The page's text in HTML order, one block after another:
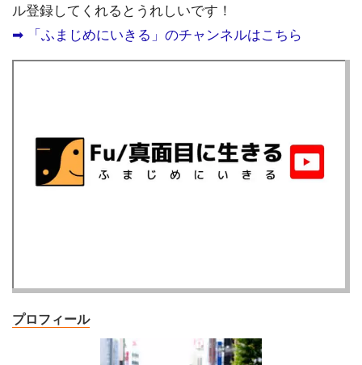
ル登録してくれるとうれしいです！
➡︎ 「ふまじめにいきる」のチャンネルはこちら
プロフィール